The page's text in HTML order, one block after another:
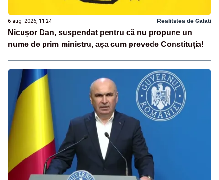
6 aug. 2026, 11:24 Realitatea de Galati
Nicușor Dan, suspendat pentru că nu propune un
nume de prim-ministru, așa cum prevede Constituția!